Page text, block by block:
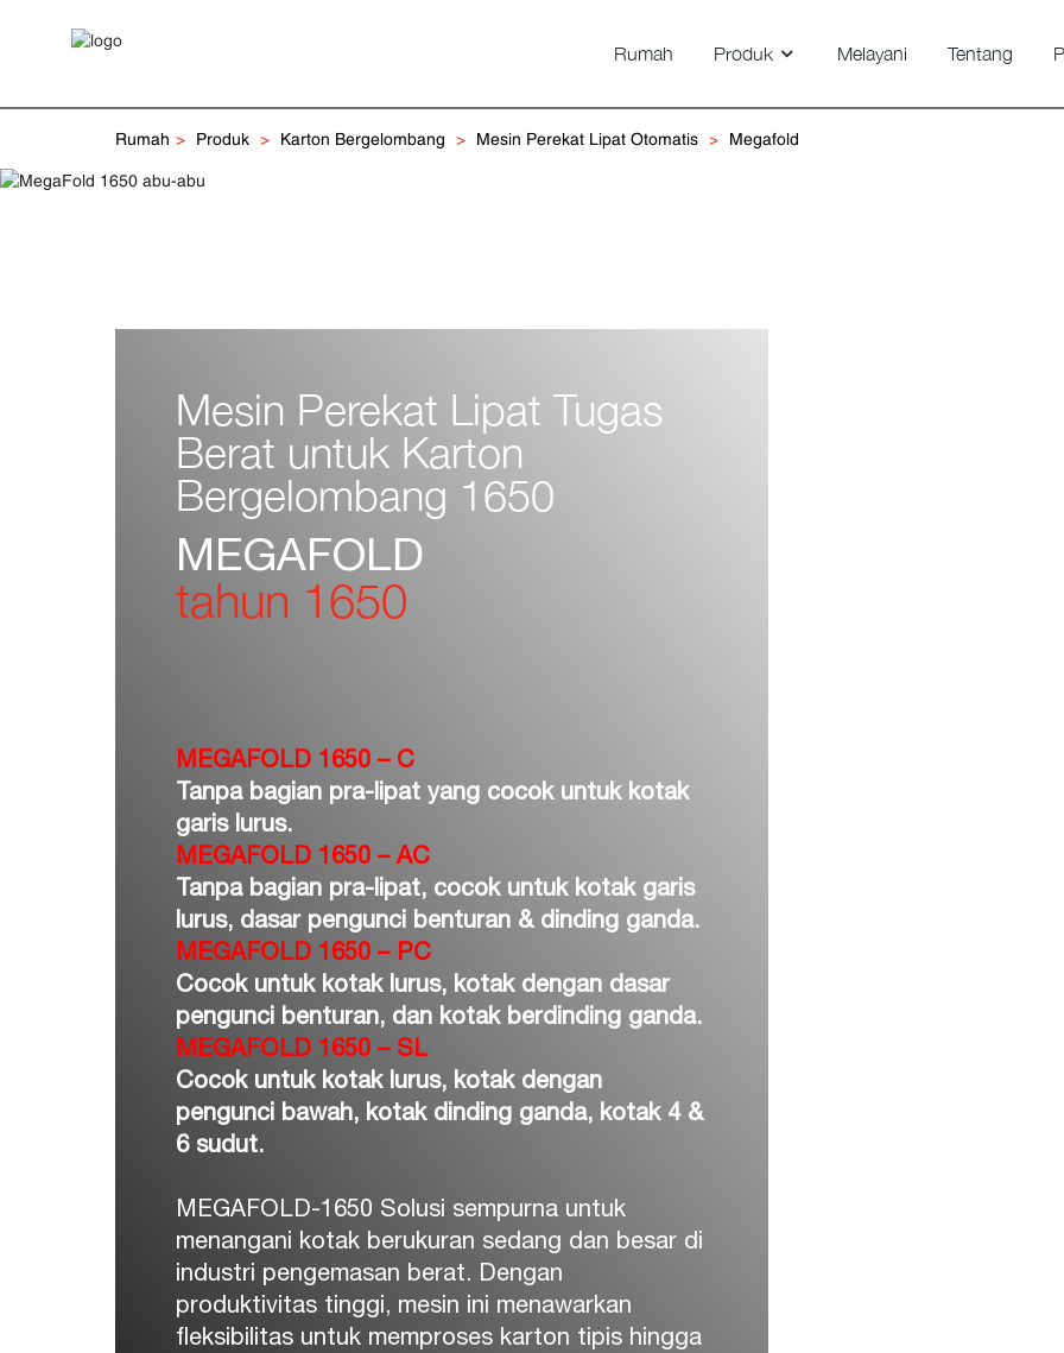
Rumah Produk Melayani Tentang
Rumah Produk Karton Bergelombang Mesin Perekat Lipat Otomatis Megafold
Mesin Perekat Lipat Tugas
Berat untuk Karton
Bergelombang 1650
MEGAFOLD
tahun 1650
MEGAFOLD 1650 – C
Tanpa bagian pra-lipat yang cocok untuk kotak
garis lurus.
MEGAFOLD 1650 – AC
Tanpa bagian pra-lipat, cocok untuk kotak garis
lurus, dasar pengunci benturan & dinding ganda.
MEGAFOLD 1650 – PC
Cocok untuk kotak lurus, kotak dengan dasar
pengunci benturan, dan kotak berdinding ganda.
MEGAFOLD 1650 – SL
Cocok untuk kotak lurus, kotak dengan
pengunci bawah, kotak dinding ganda, kotak 4 &
6 sudut.
MEGAFOLD-1650 Solusi sempurna untuk
menangani kotak berukuran sedang dan besar di
industri pengemasan berat. Dengan
produktivitas tinggi, mesin ini menawarkan
fleksibilitas untuk memproses karton tipis hingga